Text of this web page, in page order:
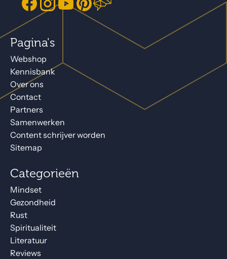
Pagina's
Webshop
Kennisbank
Over ons
Contact
Partners
Samenwerken
Content schrijver worden
Sitemap
Categorieën
Mindset
Gezondheid
Rust
Spiritualiteit
Literatuur
Reviews